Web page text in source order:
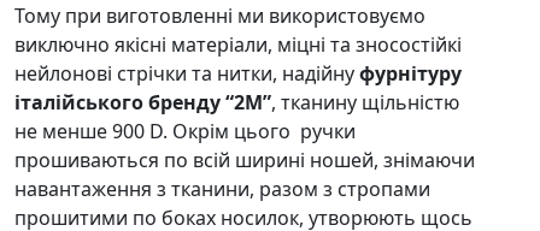
Тому при виготовленні ми використовуємо
виключно якісні матеріали, міцні та зносостійкі
нейлонові стрічки та нитки, надійнуфурнітуру
італійського бренду “2М”, тканину щільністю
не менше 900 D. Окрім цього ручки
прошиваються по всій ширині ношей, знімаючи
навантаження з тканини, разом з стропами
прошитими по боках носилок, утворюють щось